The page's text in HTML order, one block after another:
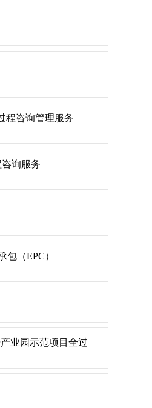
程咨询管理服务
询服务
（EPC）
业园示范项目全过